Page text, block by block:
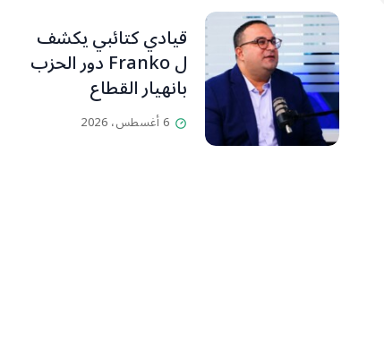
قيادي كتائبي يكشف
ل Franko دور الحزب
بانهيار القطاع
المصرفي
6 أغسطس، 2026